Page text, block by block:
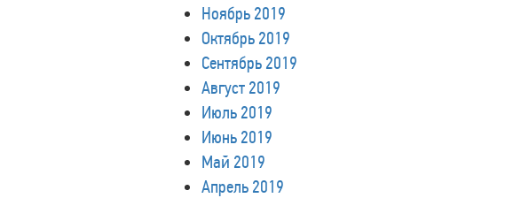
Ноябрь 2019
Октябрь 2019
Сентябрь 2019
Август 2019
Июль 2019
Июнь 2019
Май 2019
Апрель 2019